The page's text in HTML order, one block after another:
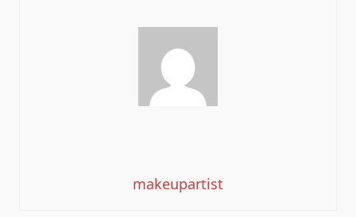
makeupartist